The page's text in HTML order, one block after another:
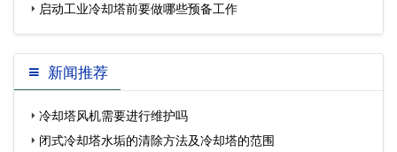
启动工业冷却塔前要做哪些预备工作
新闻推荐
冷却塔风机需要进行维护吗
闭式冷却塔水垢的清除方法及冷却塔的范围